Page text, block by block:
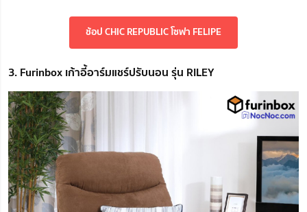
ช้อป CHIC REPUBLIC โซฟา FELIPE
3. Furinbox เก้าอี้อาร์มแชร์ปรับนอน รุ่น RILEY